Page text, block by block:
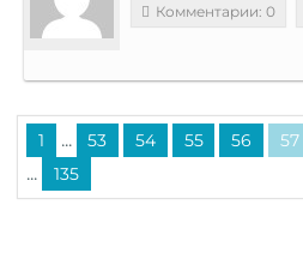
Комментарии: 0
1 ... 53 54 55 56 57
... 135